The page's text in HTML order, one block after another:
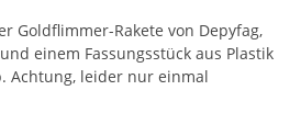
Goldflimmer-Rakete von Depyfag,
einem Fassungsstück aus Plastik
Achtung, leider nur einmal